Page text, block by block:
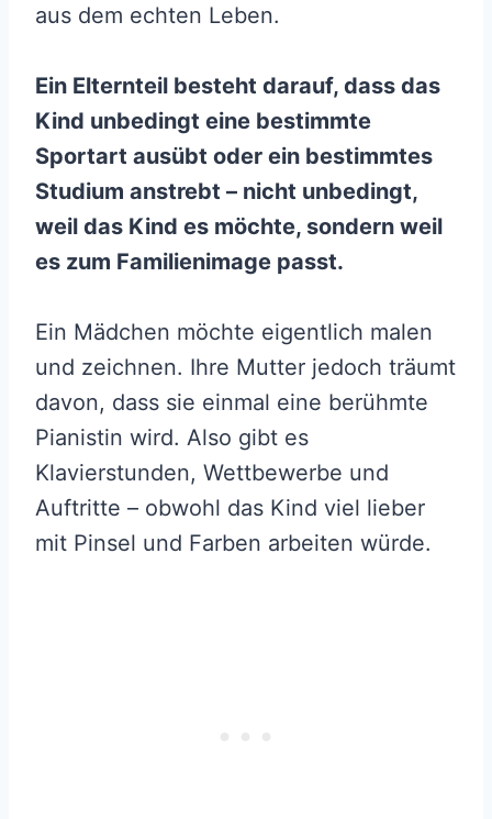
aus dem echten Leben.
Ein Elternteil besteht darauf, dass das
Kind unbedingt eine bestimmte
Sportart ausübt oder ein bestimmtes
Studium anstrebt – nicht unbedingt,
weil das Kind es möchte, sondern weil
es zum Familienimage passt.
Ein Mädchen möchte eigentlich malen
und zeichnen. Ihre Mutter jedoch träumt
davon, dass sie einmal eine berühmte
Pianistin wird. Also gibt es
Klavierstunden, Wettbewerbe und
Auftritte – obwohl das Kind viel lieber
mit Pinsel und Farben arbeiten würde.